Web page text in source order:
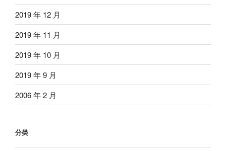
2019 年 12 月
2019 年 11 月
2019 年 10 月
2019 年 9 月
2006 年 2 月
分类